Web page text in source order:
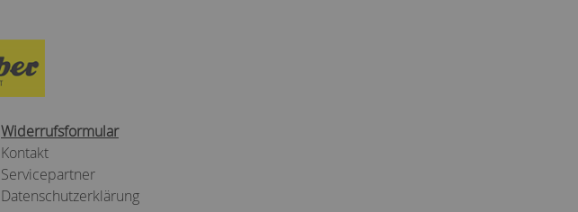
Widerrufsformular
Kontakt
Servicepartner
Datenschutzerklärung